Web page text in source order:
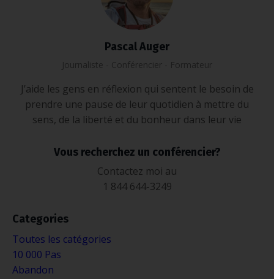
Pascal Auger
Journaliste - Conférencier - Formateur
J’aide les gens en réflexion qui sentent le besoin de
prendre une pause de leur quotidien à mettre du
sens, de la liberté et du bonheur dans leur vie
Vous recherchez un conférencier?
Contactez moi au
1 844 644-3249
Categories
Toutes les catégories
10 000 Pas
Abandon